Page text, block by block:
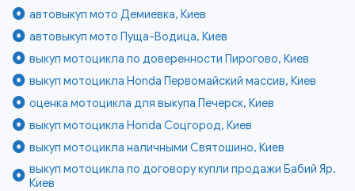
автовыкуп мото Демиевка, Киев
автовыкуп мото Пуща-Водица, Киев
выкуп мотоцикла по доверенности Пирогово, Киев
выкуп мотоцикла Honda Первомайский массив, Киев
оценка мотоцикла для выкупа Печерск, Киев
выкуп мотоцикла Honda Соцгород, Киев
выкуп мотоцикла наличными Святошино, Киев
выкуп мотоцикла по договору купли продажи Бабий Яр,
Киев